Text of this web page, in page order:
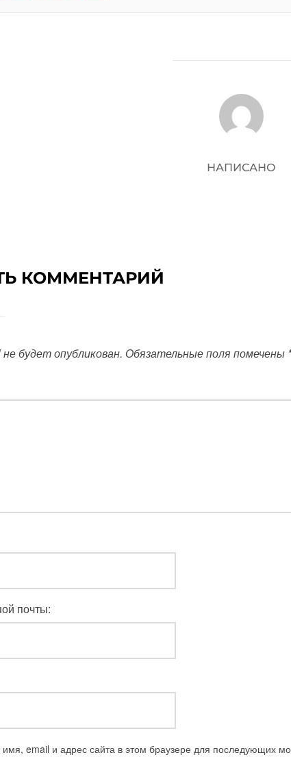
АВТОР ЗАПИСИ
НАПИСАНО
КОММЕНТАРИЙ
будет опубликован. Обязательные поля помечены *
почты:
email и адрес сайта в этом браузере для последующих